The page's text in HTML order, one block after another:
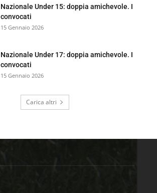
Nazionale Under 15: doppia amichevole. I
convocati
15 Gennaio 2026
Nazionale Under 17: doppia amichevole. I
convocati
15 Gennaio 2026
Carica altri